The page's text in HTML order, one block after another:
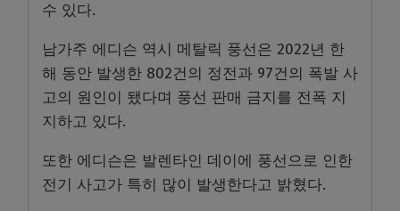
수 있다.
남가주 에디슨 역시 메탈릭 풍선은 2022년 한
해 동안 발생한 802건의 정전과 97건의 폭발 사
고의 원인이 됐다며 풍선 판매 금지를 전폭 지
지하고 있다.
또한 에디슨은 발렌타인 데이에 풍선으로 인한
전기 사고가 특히 많이 발생한다고 밝혔다.